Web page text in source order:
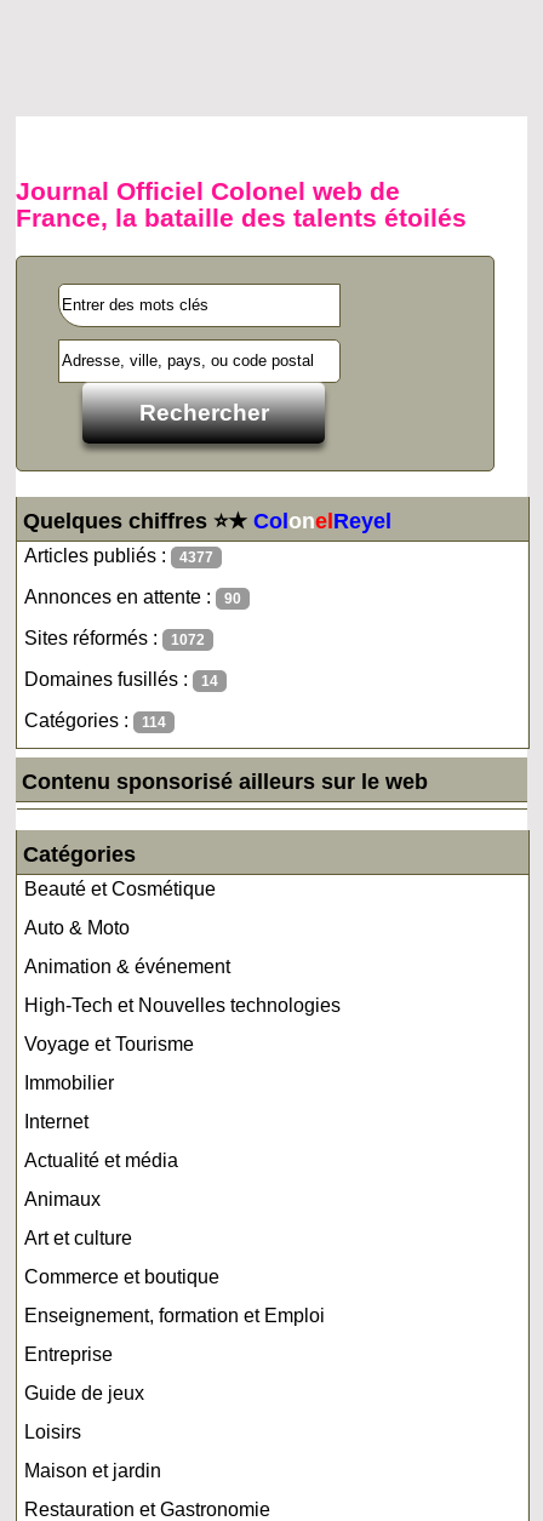
Journal Officiel Colonel web de
France, la bataille des talents étoilés
Quelques chiffres ⭐★ColonelReyel
Articles publiés : 4377
Annonces en attente : 90
Sites réformés : 1072
Domaines fusillés : 14
Catégories : 114
Contenu sponsorisé ailleurs sur le web
Catégories
Beauté et Cosmétique
Auto & Moto
Animation & événement
High-Tech et Nouvelles technologies
Voyage et Tourisme
Immobilier
Internet
Actualité et média
Animaux
Art et culture
Commerce et boutique
Enseignement, formation et Emploi
Entreprise
Guide de jeux
Loisirs
Maison et jardin
Restauration et Gastronomie